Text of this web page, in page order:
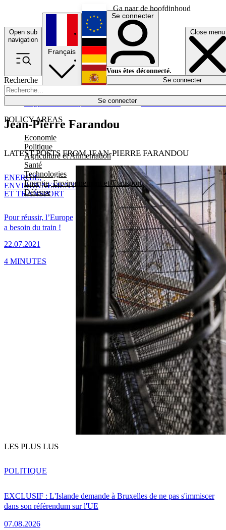
Ga naar de hoofdinhoud
Open sub
navigation
Close menu
Recherche
Se connecter
POLICY AREAS
Economie
Politique
Agriculture et Alimentation
Santé
Technologies
Energie, Environnement et Transport
Défense
Économie
Français
English
Deutsch
Español
Se connecter
Vous êtes déconnecté.
Se connecter
Jean-Pierre Farandou
LATEST POSTS FROM JEAN-PIERRE FARANDOU
Pour réussir, l’Europe
a besoin du train !
22.07.2021
ENERGIE,
ENVIRONNEMENT
ET TRANSPORT
4 MINUTES
LES PLUS LUS
EXCLUSIF : L'Islande demande à Bruxelles de ne pas s'immiscer
dans son référendum sur l'UE
07.08.2026
POLITIQUE